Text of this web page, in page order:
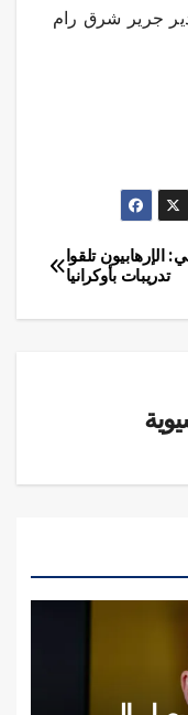
جرير شرق رام
الإرهابيون تلقوا
تدريبات بأوكرانيا